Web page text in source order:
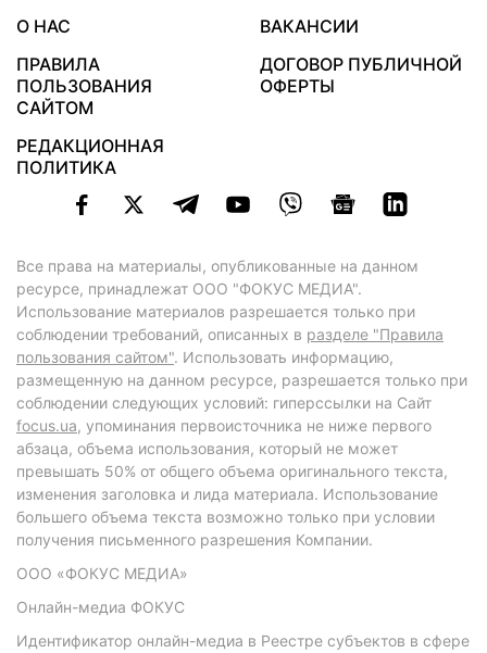
О НАС
ВАКАНСИИ
ПРАВИЛА
ПОЛЬЗОВАНИЯ
САЙТОМ
ДОГОВОР ПУБЛИЧНОЙ
ОФЕРТЫ
РЕДАКЦИОННАЯ
ПОЛИТИКА
Все права на материалы, опубликованные на данном
ресурсе, принадлежат ООО "ФОКУС МЕДИА".
Использование материалов разрешается только при
соблюдении требований, описанных в разделе "Правила
пользования сайтом". Использовать информацию,
размещенную на данном ресурсе, разрешается только при
соблюдении следующих условий: гиперссылки на Сайт
focus.ua, упоминания первоисточника не ниже первого
абзаца, объема использования, который не может
превышать 50% от общего объема оригинального текста,
изменения заголовка и лида материала. Использование
большего объема текста возможно только при условии
получения письменного разрешения Компании.
ООО «ФОКУС МЕДИА»
Онлайн-медиа ФОКУС
Идентификатор онлайн-медиа в Реестре субъектов в сфере